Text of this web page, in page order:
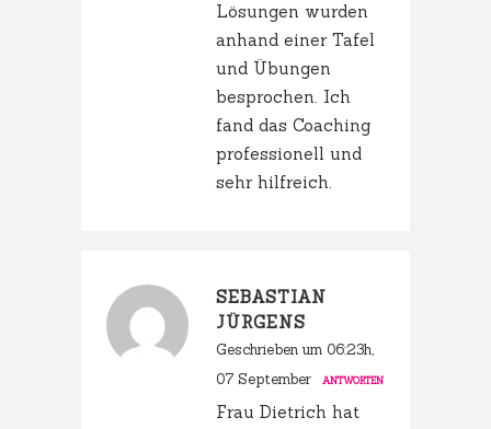
Lösungen wurden
anhand einer Tafel
und Übungen
besprochen. Ich
fand das Coaching
professionell und
sehr hilfreich.
SEBASTIAN
JÜRGENS
Geschrieben um 06:23h,
07 September
ANTWORTEN
Frau Dietrich hat